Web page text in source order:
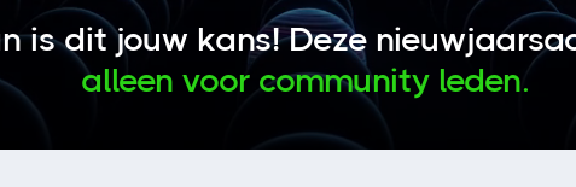
is dit jouw kans! Deze
alleen voor community leden.